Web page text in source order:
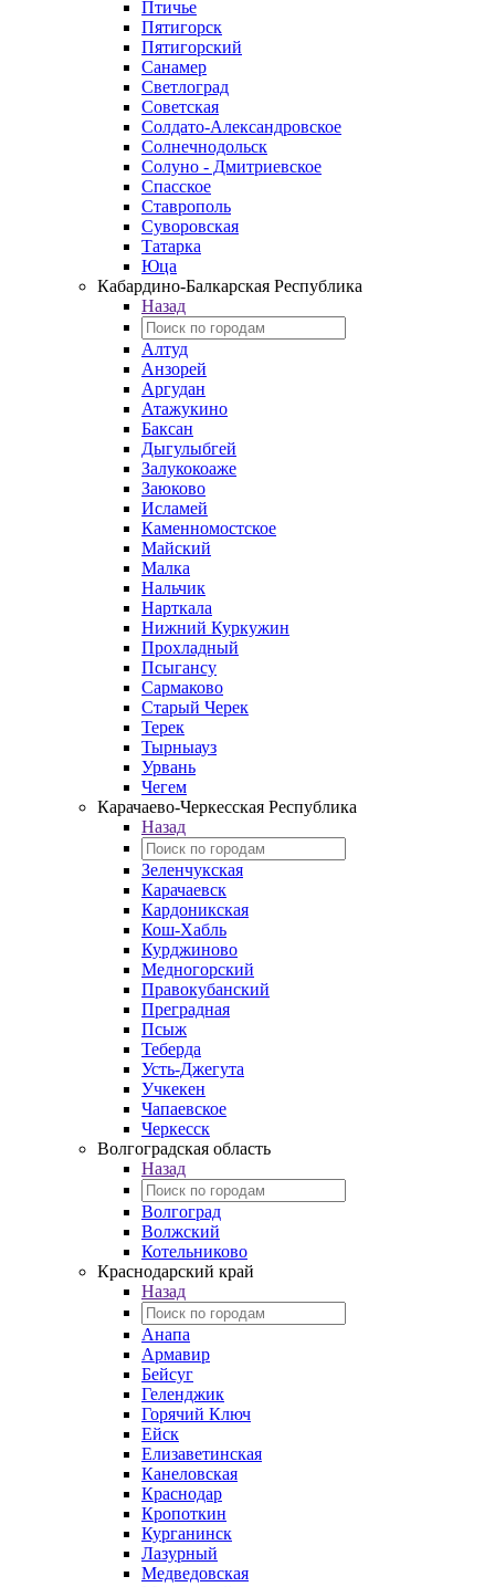
Птичье
Пятигорск
Пятигорский
Санамер
Светлоград
Советская
Солдато-Александровское
Солнечнодольск
Солуно - Дмитриевское
Спасское
Ставрополь
Суворовская
Татарка
Юца
Кабардино‑Балкарская Республика
Назад
Алтуд
Анзорей
Аргудан
Атажукино
Баксан
Дыгулыбгей
Залукокоаже
Заюково
Исламей
Каменномостское
Майский
Малка
Нальчик
Нарткала
Нижний Куркужин
Прохладный
Псыгансу
Сармаково
Старый Черек
Терек
Тырныауз
Урвань
Чегем
Карачаево-Черкесская Республика
Назад
Зеленчукская
Карачаевск
Кардоникская
Кош-Хабль
Курджиново
Медногорский
Правокубанский
Преградная
Псыж
Теберда
Усть-Джегута
Учкекен
Чапаевское
Черкесск
Волгоградская область
Назад
Волгоград
Волжский
Котельниково
Краснодарский край
Назад
Анапа
Армавир
Бейсуг
Геленджик
Горячий Ключ
Ейск
Елизаветинская
Канеловская
Краснодар
Кропоткин
Курганинск
Лазурный
Медведовская